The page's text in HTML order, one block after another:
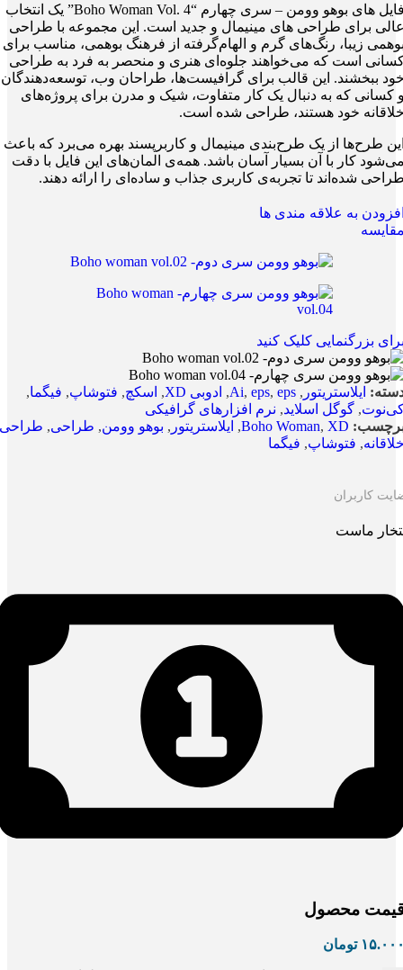
فایل های بوهو وومن – سری چهارم “Boho Woman Vol. 4” یک انتخاب
برای طراحی های مینیمال و جدید است. این مجموعه با طراحی
زیبا، رنگ‌های گرم و الهام‌گرفته از فرهنگ بوهمی، مناسب برای
است که می‌خواهند جلوه‌ای هنری و منحصر به فرد به طراحی
ببخشند. این قالب برای گرافیست‌ها، طراحان وب، توسعه‌دهندگان
کسانی که به دنبال یک کار متفاوت، شیک و مدرن برای پروژه‌های
خود هستند، طراحی شده است.
طرح‌ها از یک طرح‌بندی مینیمال و کاربرپسند بهره می‌برد که باعث
کار با آن بسیار آسان باشد. همه‌ی المان‌های این فایل با دقت
شده‌اند تا تجربه‌ی کاربری جذاب و ساده‌ای را ارائه دهند.
به علاقه مندی ها
بزرگنمایی کلیک کنید
ایلاستریتور ,
Ai, eps, eps
, ادوبی XD , اسکچ, فتوشاپ, فیگما,
, گوگل اسلاید, نرم افزارهای گرافیکی
Boho Woman, XD
, ایلاستریتور , بوهو وومن, طراحی, طراحی
, فتوشاپ, فیگما
کاربران
ماست
محصول
تومان